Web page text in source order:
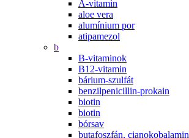
A-vitamin
aloe vera
alumínium por
atipamezol
b
B-vitaminok
B12-vitamin
bárium-szulfát
benzilpenicillin-prokain
biotin
biotin
bórsav
butafoszfán, cianokobalamin